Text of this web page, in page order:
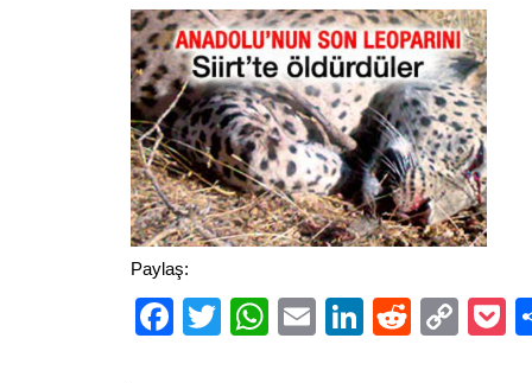
Paylaş:
Facebook
TwitterWhatsApp
EmailLinkedIn
Reddit